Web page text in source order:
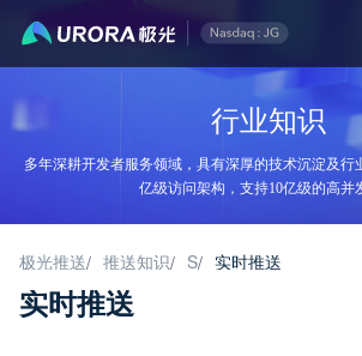
行业知识
多年深耕开发者服务领域，具有深厚的技术沉淀及行
亿级访问架构，支持10亿级的高并
极光推送/ 推送知识/ S/ 实时推送
实时推送